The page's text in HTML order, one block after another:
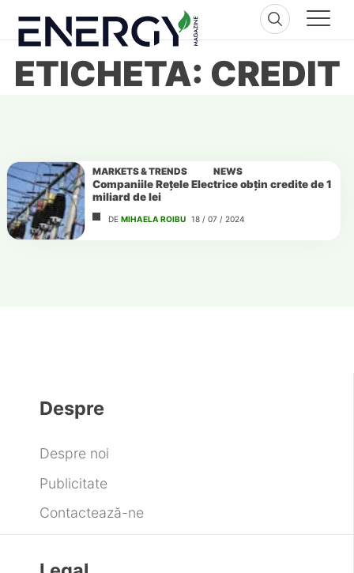
content
ETICHETA: CREDIT
MARKETS & TRENDS NEWS
Companiile Rețele Electrice obțin credite de 1
miliard de lei
DE MIHAELA ROIBU 18 / 07 / 2024
Despre
Despre noi
Publicitate
Contactează-ne